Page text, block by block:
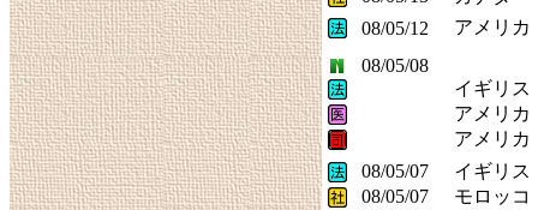
08/05/12
アメリカ
08/05/08
イギリス
アメリカ
アメリカ
08/05/07
イギリス
08/05/07
モロッコ